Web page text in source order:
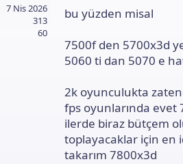
7 Nis 2026
313
60
bu yüzden misal
7500f den 5700x3d
5060 ti dan 5070 e
2k oyunculukta zaten
fps oyunlarında evet
ilerde biraz bütçem
toplayacaklar için en
takarım 7800x3d